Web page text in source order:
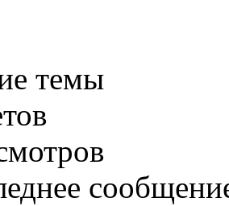
темы